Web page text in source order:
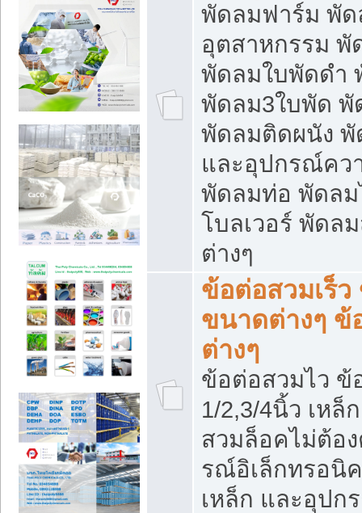
พัดลมฟาร์ม พัด
อุตสาหกรรม
พัดลมใบพัดดำ
พัดลม3ใบพัด พั
พัดลมติดผนัง
และอุปกรณ์คว
พัดลมท่อ พัดลม
โบลเวอร์ พัดล
ต่างๆ
ข้อต่อสวมเร็
ขนาดต่างๆ ข้
ต่างๆ
ข้อต่อสวมไว ข้
1/2,3/4นิ้ว เหล็
สวมล็อคไม่ต้อ
รณ์อิเล็กทรอนิ
เหล็ก และอุปก